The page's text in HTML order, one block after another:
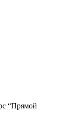
“Прямой